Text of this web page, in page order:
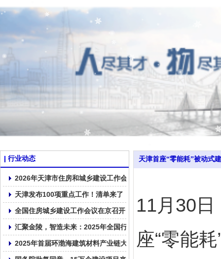
行业动态
2026年天津市住房和城乡建设工作会议召开
天津发布100项重点工作！清单来了！
全国住房城乡建设工作会议在京召开
汇聚金陵，智造未来：2025年全国行业高质量发展交流会在南京召
2025年首届环渤海建筑材料产业链大会在大连顺利召开！
天津首座“零能耗”被动式
11月30
座“零能